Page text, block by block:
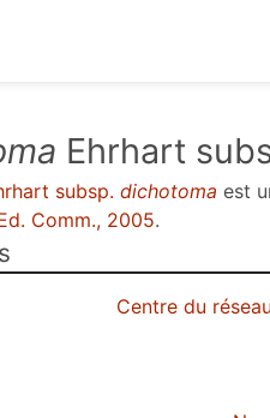
Ehrhart
subsp. dichotoma est
Comm., 2005.
Centre du